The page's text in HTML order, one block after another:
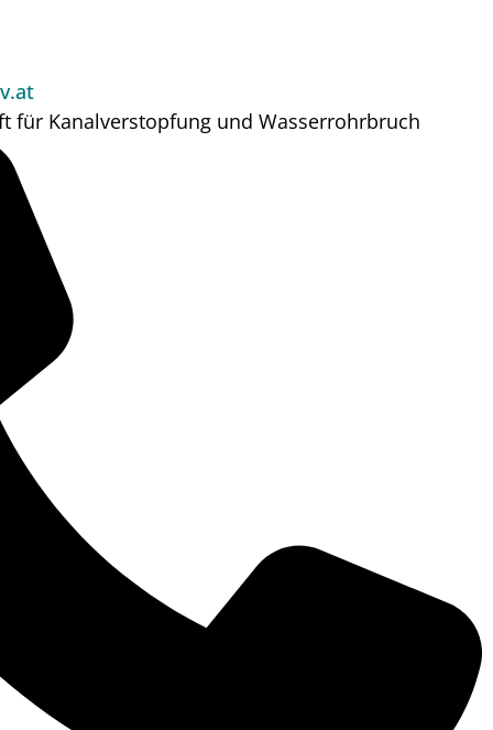
für Kanalverstopfung und Wasserrohrbruch